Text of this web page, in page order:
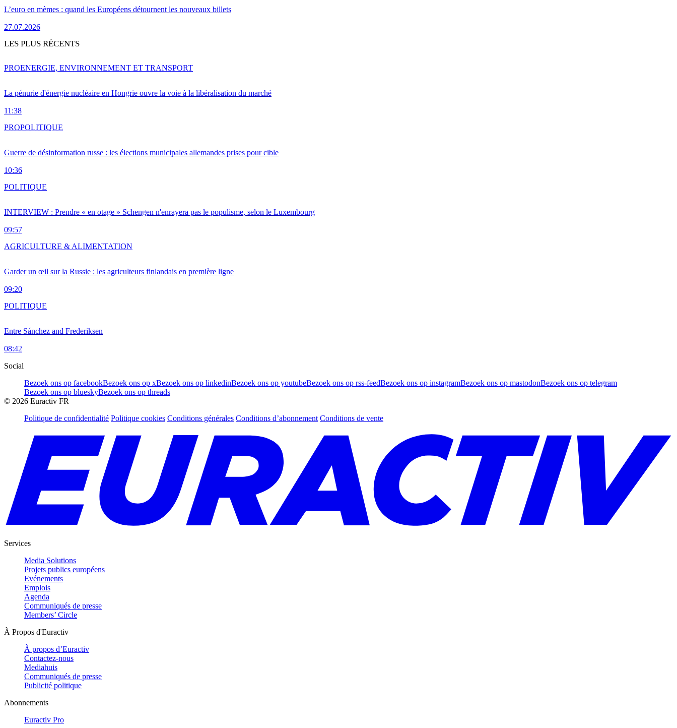
L’euro en mèmes : quand les Européens détournent les nouveaux billets
27.07.2026
LES PLUS RÉCENTS
La pénurie d'énergie nucléaire en Hongrie ouvre la voie à la libéralisation du marché
11:38
PROENERGIE, ENVIRONNEMENT ET TRANSPORT
Guerre de désinformation russe : les élections municipales allemandes prises pour cible
10:36
PROPOLITIQUE
INTERVIEW : Prendre « en otage » Schengen n'enrayera pas le populisme, selon le Luxembourg
09:57
POLITIQUE
Garder un œil sur la Russie : les agriculteurs finlandais en première ligne
09:20
AGRICULTURE & ALIMENTATION
Entre Sánchez and Frederiksen
08:42
POLITIQUE
Social
Bezoek ons op facebookBezoek ons op xBezoek ons op linkedinBezoek ons op youtubeBezoek ons op rss-feedBezoek ons op instagramBezoek ons op mastodonBezoek ons op telegram
Bezoek ons op blueskyBezoek ons op threads
© 2026 Euractiv FR
Politique de confidentialité Politique cookies Conditions générales Conditions d’abonnement Conditions de vente
Services
Media Solutions
Projets publics européens
Evénements
Emplois
Agenda
Communiqués de presse
Members’ Circle
À Propos d'Euractiv
À propos d’Euractiv
Contactez-nous
Mediahuis
Communiqués de presse
Publicité politique
Abonnements
Euractiv Pro